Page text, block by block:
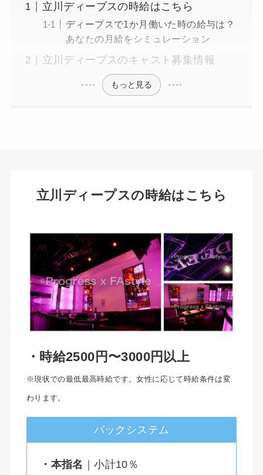
立川ディープスの時給はこちら
ディープスで1か月働いた時の給与は？
あなたの月給をシミュレーション
立川ディープスのキャスト募集情報
もっと見る
立川ディープスの時給はこちら
・時給2500円〜3000円以上
※現状での最低最高時給です。女性に応じて時給条件は変
わります。
バックシステム
・本指名
｜小計10％